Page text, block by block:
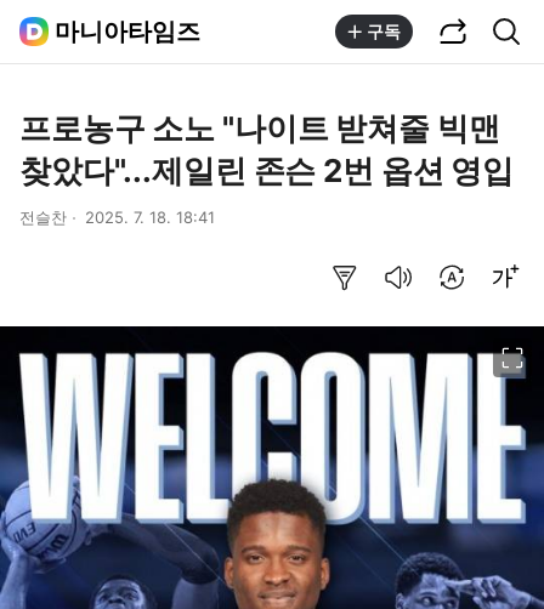
마니아타임즈 구독
프로농구 소노 "나이트 받쳐줄 빅맨
찾았다"...제일린 존슨 2번 옵션 영입
전슬찬 2025. 7. 18. 18:41